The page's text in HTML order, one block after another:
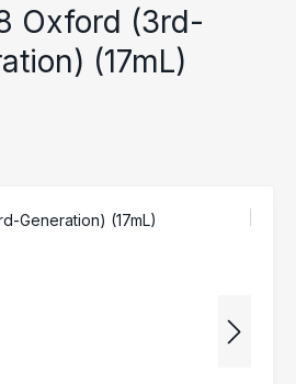
Oxford (3rd-
(17mL)